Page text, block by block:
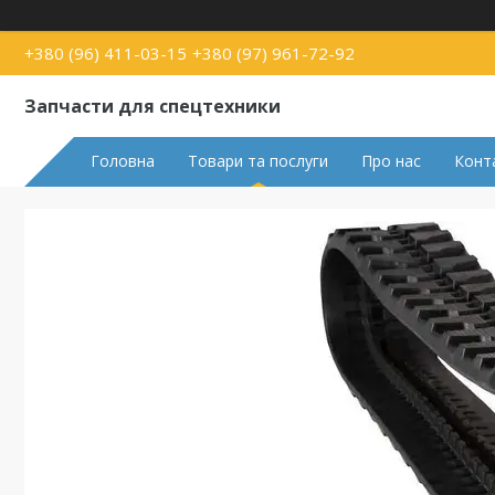
+380 (96) 411-03-15 +380 (97) 961-72-92
Запчасти для спецтехники
Головна Товари та послуги Про нас